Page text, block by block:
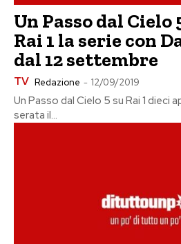
Un Passo dal Cielo
Rai 1 la serie con
dal 12 settembre
TV Redazione - 12/09/2019
Un Passo dal Cielo 5 su Rai 1 dieci
serata il...